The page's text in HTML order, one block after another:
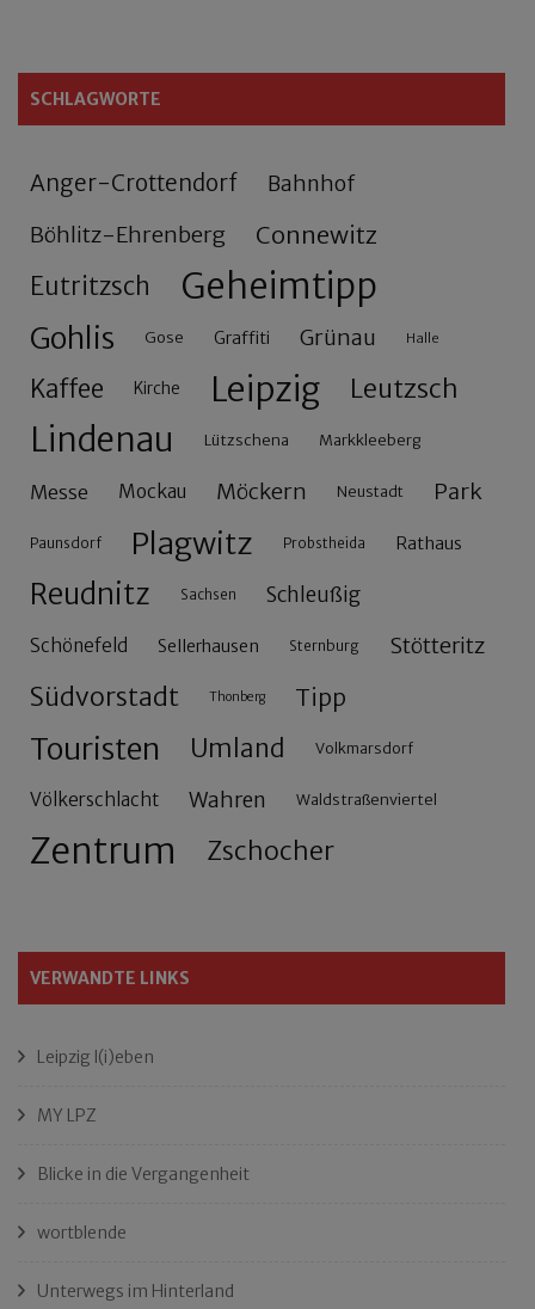
SCHLAGWORTE
Anger-Crottendorf Bahnhof
Böhlitz-Ehrenberg Connewitz
Eutritzsch Geheimtipp
Gohlis Gose Graffiti Grünau Halle
Kaffee Kirche Leipzig Leutzsch
Lindenau Lützschena Markkleeberg
Messe Mockau Möckern Neustadt Park
Paunsdorf Plagwitz Probstheida Rathaus
Reudnitz Sachsen Schleußig
Schönefeld Sellerhausen Sternburg Stötteritz
Südvorstadt Thonberg Tipp
Touristen Umland Volkmarsdorf
Völkerschlacht Wahren Waldstraßenviertel
Zentrum Zschocher
VERWANDTE LINKS
Leipzig l(i)eben
MY LPZ
Blicke in die Vergangenheit
wortblende
Unterwegs im Hinterland